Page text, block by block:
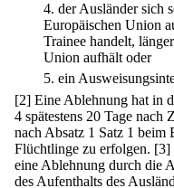
4. der Ausländer sich
Europäischen Union
Trainee handelt,
Union aufhält oder
5. ein
[2] Eine Ablehnung hat in
4 spätestens 20 Tage
nach Absatz 1 Satz 1
Flüchtlinge zu erfolgen. [3]
eine Ablehnung durch die
des Aufenthalts des